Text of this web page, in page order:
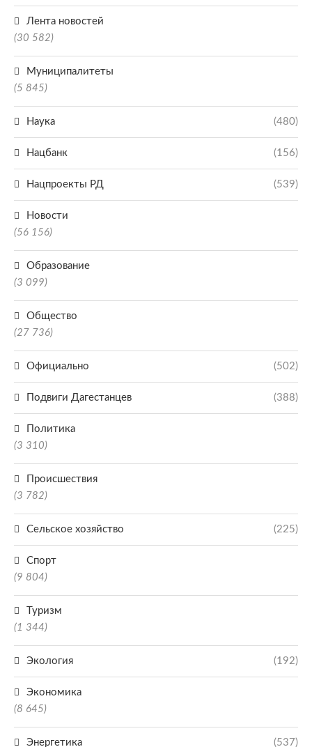
Лента новостей
(30 582)
Муниципалитеты
(5 845)
Наука (480)
Нацбанк (156)
Нацпроекты РД (539)
Новости
(56 156)
Образование
(3 099)
Общество
(27 736)
Официально (502)
Подвиги Дагестанцев (388)
Политика
(3 310)
Происшествия
(3 782)
Сельское хозяйство (225)
Спорт
(9 804)
Туризм
(1 344)
Экология (192)
Экономика
(8 645)
Энергетика (537)